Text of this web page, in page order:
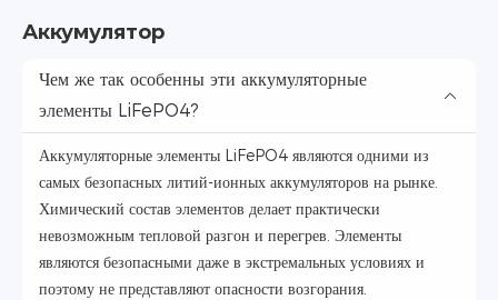
Аккумулятор
Чем же так особенны эти аккумуляторные
элементы LiFePO4?
Аккумуляторные элементы LiFePO4 являются одними из
самых безопасных литий-ионных аккумуляторов на рынке.
Химический состав элементов делает практически
невозможным тепловой разгон и перегрев. Элементы
являются безопасными даже в экстремальных условиях и
поэтому не представляют опасности возгорания.